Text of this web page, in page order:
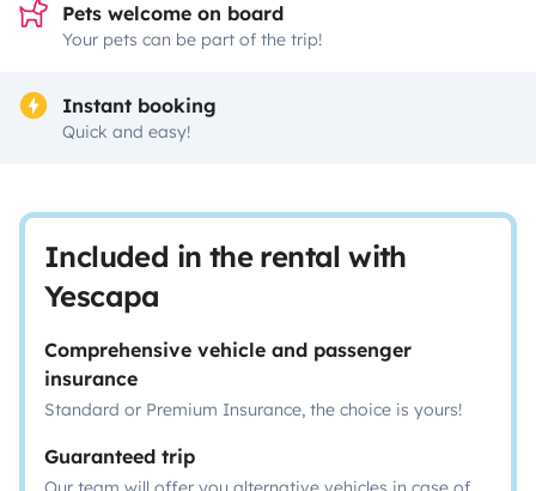
Pets welcome on board
Your pets can be part of the trip!
Instant booking
Quick and easy!
Included in the rental with
Yescapa
Comprehensive vehicle and passenger
insurance
Standard or Premium Insurance, the choice is yours!
Guaranteed trip